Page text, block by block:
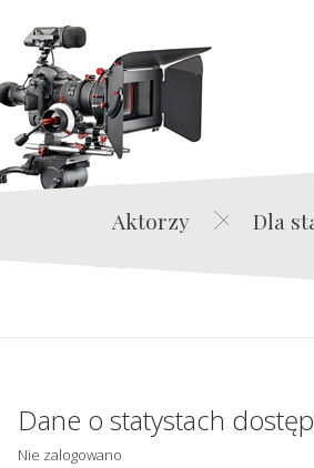
Aktorzy Dla
Dane o statystach
Nie zalogowano